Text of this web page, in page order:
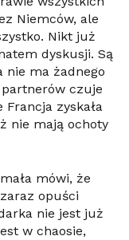
Niemców, ale
Nikt już
dyskusji. Są
ma żadnego
czuje
Francja zyskała
nie mają ochoty
mówi, że
opuści
nie jest już
w chaosie,